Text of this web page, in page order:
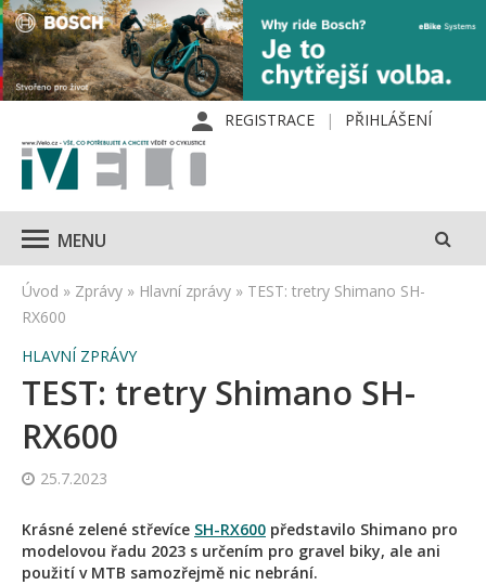
REGISTRACE PŘIHLÁŠENÍ
MENU
Úvod » Zprávy » Hlavní zprávy » TEST: tretry Shimano SH-
RX600
HLAVNÍ ZPRÁVY
TEST: tretry Shimano SH-
RX600
25.7.2023
Krásné zelené střevíce SH-RX600 představilo Shimano pro
modelovou řadu 2023 s určením pro gravel biky, ale ani
použití v MTB samozřejmě nic nebrání.